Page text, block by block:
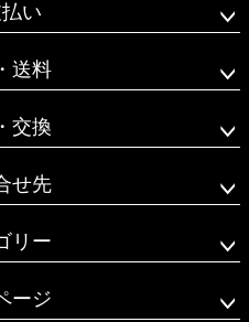
ップ
い
送料
交換
せ先
リー
ージ